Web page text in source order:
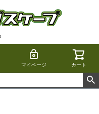
マイページ カート